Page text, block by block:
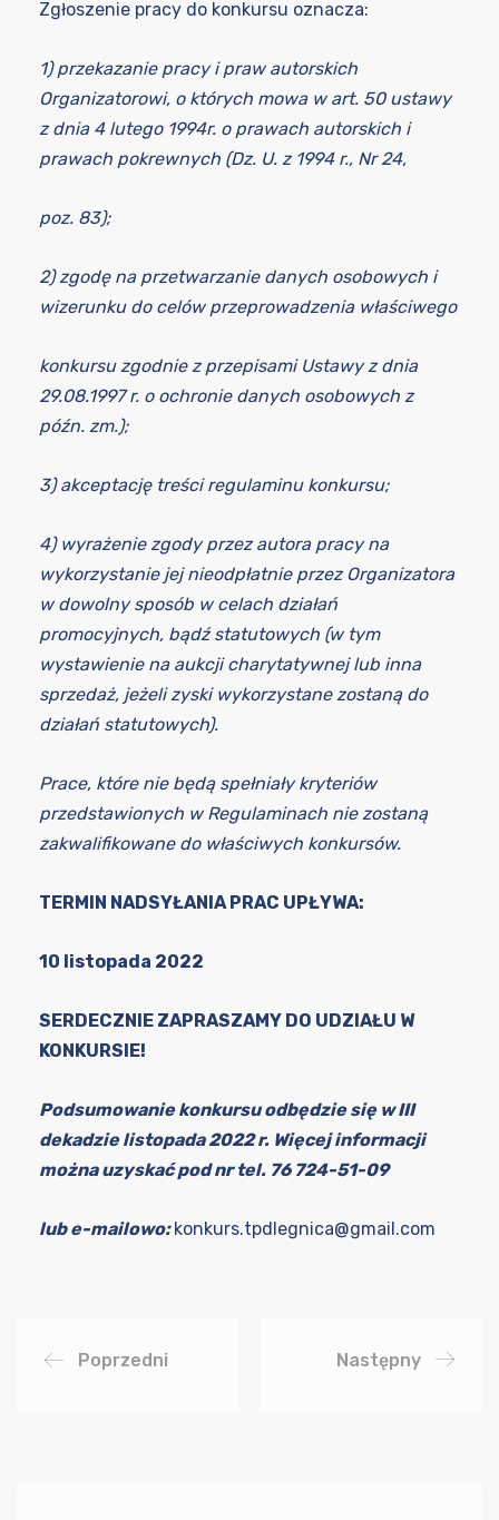
Zgłoszenie pracy do konkursu oznacza:
1) przekazanie pracy i praw autorskich
Organizatorowi, o których mowa w art. 50 ustawy
z dnia 4 lutego 1994r. o prawach autorskich i
prawach pokrewnych (Dz. U. z 1994 r., Nr 24,
poz. 83);
2) zgodę na przetwarzanie danych osobowych i
wizerunku do celów przeprowadzenia właściwego
konkursu zgodnie z przepisami Ustawy z dnia
29.08.1997 r. o ochronie danych osobowych z
późn. zm.);
3) akceptację treści regulaminu konkursu;
4) wyrażenie zgody przez autora pracy na
wykorzystanie jej nieodpłatnie przez Organizatora
w dowolny sposób w celach działań
promocyjnych, bądź statutowych (w tym
wystawienie na aukcji charytatywnej lub inna
sprzedaż, jeżeli zyski wykorzystane zostaną do
działań statutowych).
Prace, które nie będą spełniały kryteriów
przedstawionych w Regulaminach nie zostaną
zakwalifikowane do właściwych konkursów.
TERMIN NADSYŁANIA PRAC UPŁYWA:
10 listopada 2022
SERDECZNIE ZAPRASZAMY DO UDZIAŁU W
KONKURSIE!
Podsumowanie konkursu odbędzie się w III
dekadzie listopada 2022 r. Więcej informacji
można uzyskać pod nr tel. 76 724-51-09
lub e-mailowo:konkurs.tpdlegnica@gmail.com
Poprzedni Następny